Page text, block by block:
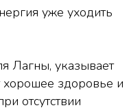
уже уходить
Лагны, указывает
хорошее здоровье и
отсутствии